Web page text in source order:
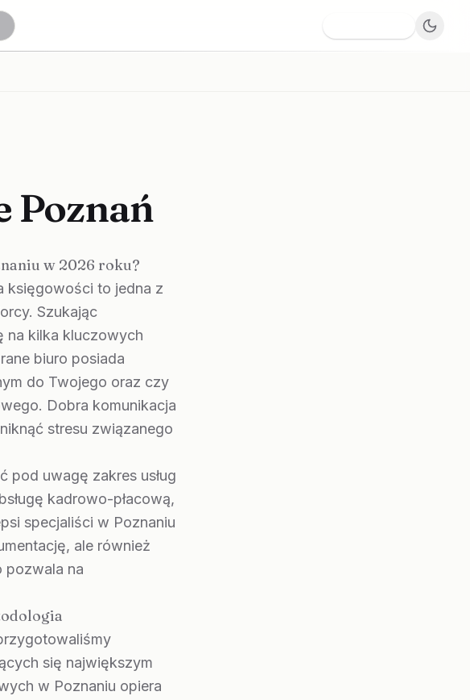
Poznań
w 2026 roku?
księgowości to jedna z
Szukając
na kilka kluczowych
biuro posiada
do Twojego oraz czy
Dobra komunikacja
stresu związanego
pod uwagę zakres usług
kadrowo-płacową,
specjaliści w Poznaniu
ale również
pozwala na
się największym
w Poznaniu opiera